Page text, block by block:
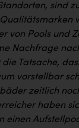
Austria
sind
von Pools und
Nachfrage
Tatsache,
vorstellbar
zeitlich
haben
einen